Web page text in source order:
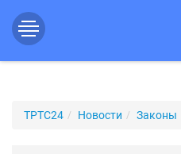
ТРТС24 Новости Законы